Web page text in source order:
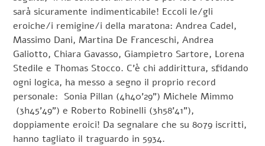
sarà sicuramente indimenticabile! Eccoli le/gli
eroiche/i remigine/i della maratona: Andrea Cadel,
Massimo Dani, Martina De Franceschi, Andrea
Galiotto, Chiara Gavasso, Giampietro Sartore, Lorena
Stedile e Thomas Stocco. C’è chi addirittura, sfidando
ogni logica, ha messo a segno il proprio record
personale: Sonia Pillan (4h40’29”) Michele Mimmo
(3h45’49”) e Roberto Robinelli (3h58’41”),
doppiamente eroici! Da segnalare che su 8079 iscritti,
hanno tagliato il traguardo in 5934.